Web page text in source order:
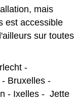
mais
est accessible
sur toutes
-
- Bruxelles -
- Ixelles - Jette